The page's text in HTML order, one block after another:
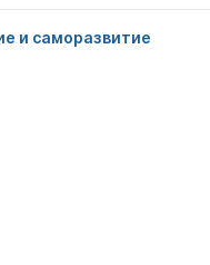
и саморазвитие